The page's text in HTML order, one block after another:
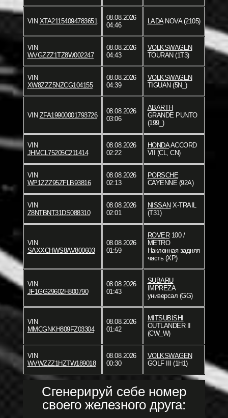
VIN XTA21154094783651
08.08.2026
04:46
LADANOVA (2105)
VIN
WVGZZZ1TZ8W002247
08.08.2026
04:43
VOLKSWAGEN
TOURAN (1T3)
VIN
XW8ZZZ5NZCG104155
08.08.2026
04:39
VOLKSWAGEN
TIGUAN (5N_)
VIN ZFA19900001793726
08.08.2026
03:06
ABARTH
GRANDE PUNTO
(199_)
VIN
JHMCL75205C211414
08.08.2026
02:22
HONDAACCORD
VII (CL, CN)
VIN
WP1ZZZ95ZFLB93816
08.08.2026
02:13
PORSCHE
CAYENNE (92A)
VIN
Z8NTBNT31DS088310
08.08.2026
02:01
NISSAN X-TRAIL
(T31)
VIN
SAXXCHWS8AV800603
08.08.2026
01:59
ROVER100 /
METRO
Наклонная задняя
часть (XP)
VIN
JF1GG29602H800790
08.08.2026
01:43
SUBARU
IMPREZA
универсал (GG)
VIN
MMCGNKH809FZ03304
08.08.2026
01:42
MITSUBISHI
OUTLANDER II
(CW_W)
VIN
WVWZZZ1HZTW189018
08.08.2026
00:30
VOLKSWAGEN
GOLF III (1H1)
Сгенерируй себе номер
своего железного друга: